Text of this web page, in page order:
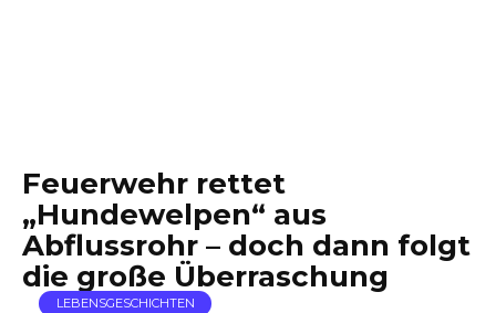
Feuerwehr rettet
„Hundewelpen“ aus
Abflussrohr – doch dann folgt
die große Überraschung
LEBENSGESCHICHTEN